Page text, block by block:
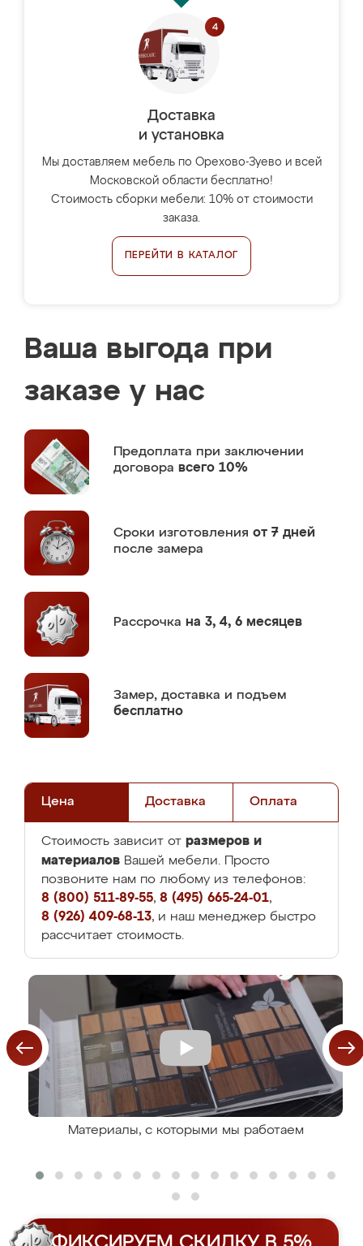
Доставка
и установка
Мы доставляем мебель по Орехово-Зуево и всей
Московской области бесплатно!
Стоимость сборки мебели: 10% от стоимости
заказа.
ПЕРЕЙТИ В КАТАЛОГ
Ваша выгода при
заказе у нас
Предоплата при заключении
договора всего 10%
Сроки изготовления от 7 дней
после замера
Рассрочка на 3, 4, 6 месяцев
Замер, доставка и подъем
бесплатно
Цена Доставка Оплата
Стоимость зависит от размеров и
материалов Вашей мебели. Просто
позвоните нам по любому из телефонов:
8 (800) 511-89-55, 8 (495) 665-24-01,
8 (926) 409-68-13, и наш менеджер быстро
рассчитает стоимость.
Материалы, с которыми мы работаем